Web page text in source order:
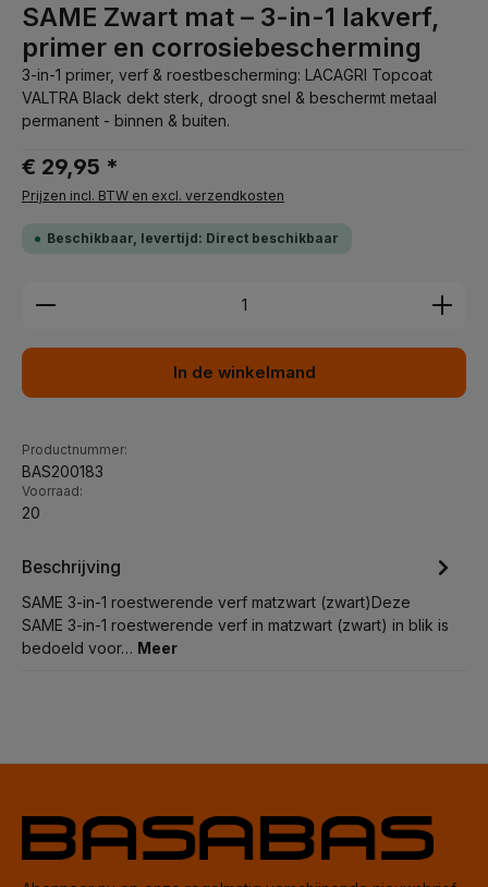
SAME Zwart mat – 3-in-1 lakverf,
primer en corrosiebescherming
3-in-1 primer, verf & roestbescherming: LACAGRI Topcoat
VALTRA Black dekt sterk, droogt snel & beschermt metaal
permanent - binnen & buiten.
€ 29,95 *
Prijzen incl. BTW en excl. verzendkosten
Beschikbaar, levertijd: Direct beschikbaar
Producthoeveelheid: Voer de gewenste
In de winkelmand
Productnummer:
BAS200183
Voorraad:
20
Beschrijving
SAME 3-in-1 roestwerende verf matzwart (zwart)Deze
SAME 3-in-1 roestwerende verf in matzwart (zwart) in blik is
bedoeld voor… Meer